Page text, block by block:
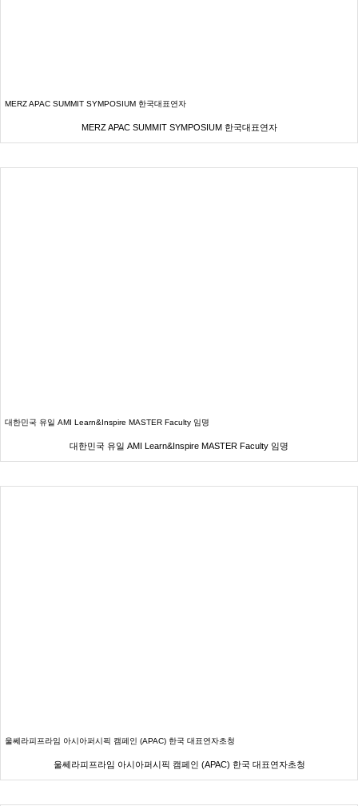
MERZ APAC SUMMIT SYMPOSIUM 한국대표연자
MERZ APAC SUMMIT SYMPOSIUM 한국대표연자
대한민국 유일 AMI Learn&Inspire MASTER Faculty 임명
대한민국 유일 AMI Learn&Inspire MASTER Faculty 임명
울쎄라피프라임 아시아퍼시픽 캠페인 (APAC) 한국 대표연자초청
울쎄라피프라임 아시아퍼시픽 캠페인 (APAC) 한국 대표연자초청